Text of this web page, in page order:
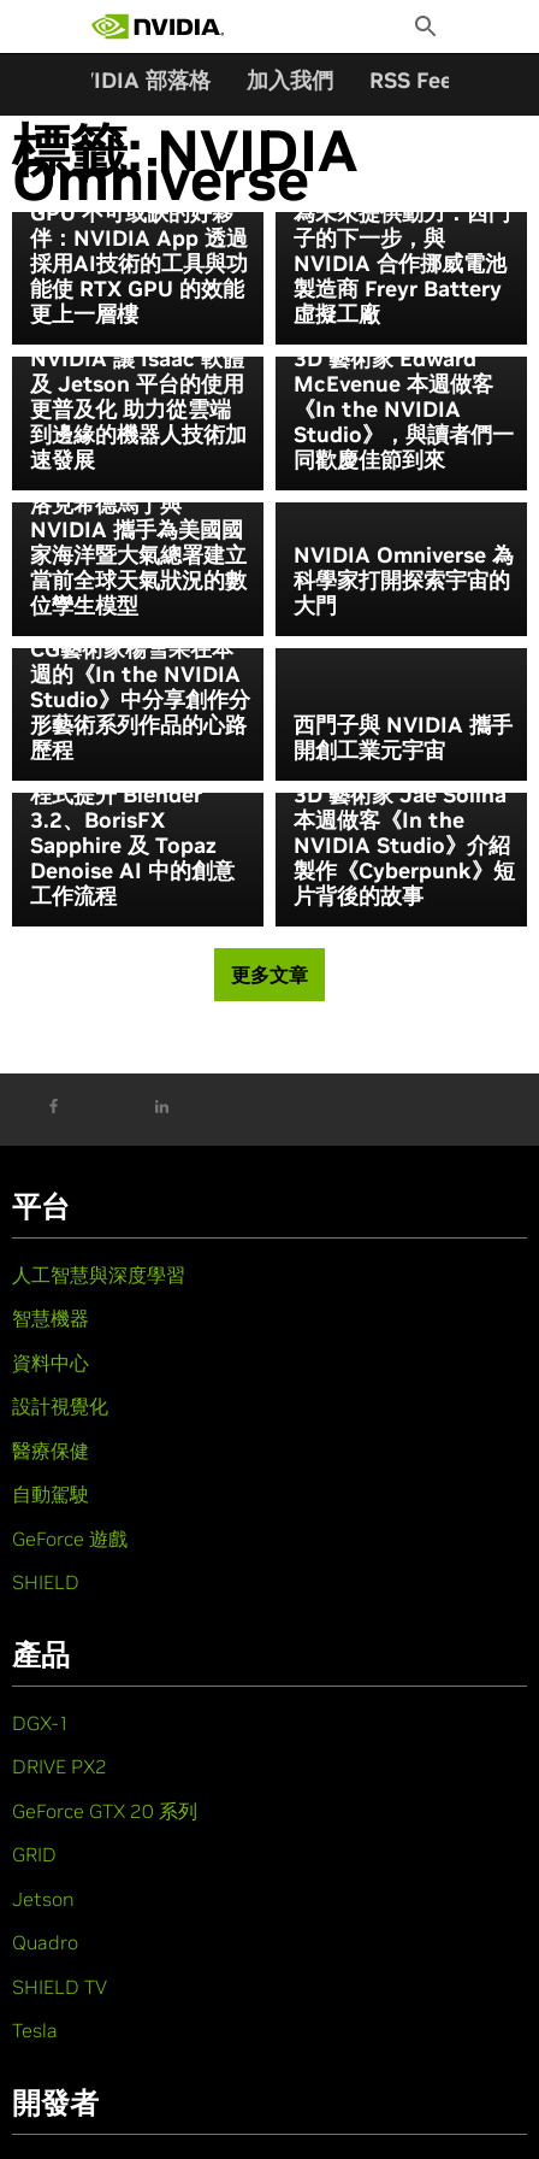
Toggle
Search
NVIDIA 部落格 加入我們 RSS Feeds
標籤:NVIDIA
Omniverse
GPU 不可或缺的好夥
伴：NVIDIA App 透過
採用AI技術的工具與功
能使 RTX GPU 的效能
更上一層樓
為未來提供動力：西門
子的下一步，與
NVIDIA 合作挪威電池
製造商 Freyr Battery
虛擬工廠
NVIDIA 讓 Isaac 軟體
及 Jetson 平台的使用
更普及化 助力從雲端
到邊緣的機器人技術加
速發展
3D 藝術家 Edward
McEvenue 本週做客
《In the NVIDIA
Studio》，與讀者們一
同歡慶佳節到來
洛克希德馬丁與
NVIDIA 攜手為美國國
家海洋暨大氣總署建立
當前全球天氣狀況的數
位孿生模型
NVIDIA Omniverse 為
科學家打開探索宇宙的
大門
CG藝術家楊雪果在本
週的《In the NVIDIA
Studio》中分享創作分
形藝術系列作品的心路
歷程
西門子與 NVIDIA 攜手
開創工業元宇宙
NVIDIA Studio 驅動
程式提升 Blender
3.2、BorisFX
Sapphire 及 Topaz
Denoise AI 中的創意
工作流程
3D 藝術家 Jae Solina
本週做客《In the
NVIDIA Studio》介紹
製作《Cyberpunk》短
片背後的故事
更多文章
平台
人工智慧與深度學習
智慧機器
資料中心
設計視覺化
醫療保健
自動駕駛
GeForce 遊戲
SHIELD
產品
DGX-1
DRIVE PX2
GeForce GTX 20 系列
GRID
Jetson
Quadro
SHIELD TV
Tesla
開發者